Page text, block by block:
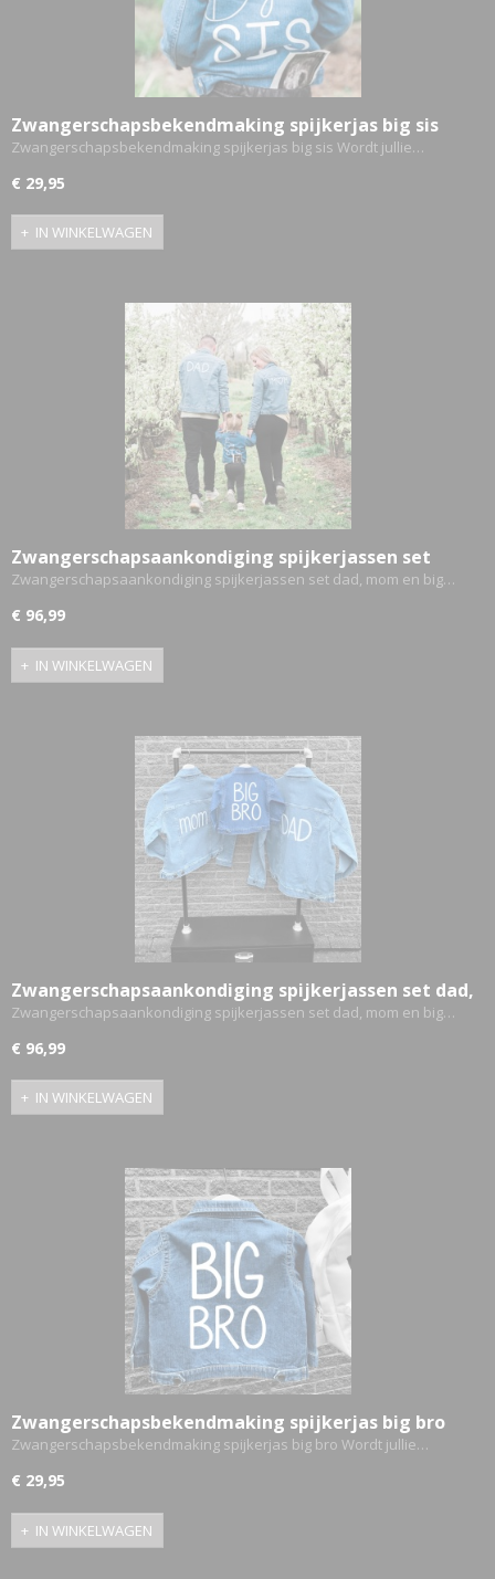
Zwangerschapsbekendmaking spijkerjas big sis
Zwangerschapsbekendmaking spijkerjas big sis Wordt jullie…
€ 29,95
IN WINKELWAGEN
Zwangerschapsaankondiging spijkerjassen set
dad, mom en big sis
Zwangerschapsaankondiging spijkerjassen set dad, mom en big…
€ 96,99
IN WINKELWAGEN
Zwangerschapsaankondiging spijkerjassen set dad,
mom en big bro
Zwangerschapsaankondiging spijkerjassen set dad, mom en big…
€ 96,99
IN WINKELWAGEN
Zwangerschapsbekendmaking spijkerjas big bro
Zwangerschapsbekendmaking spijkerjas big bro Wordt jullie…
€ 29,95
IN WINKELWAGEN